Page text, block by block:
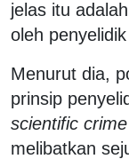
jelas itu
oleh
Menurut dia,
prinsip
scientific
melibatkan